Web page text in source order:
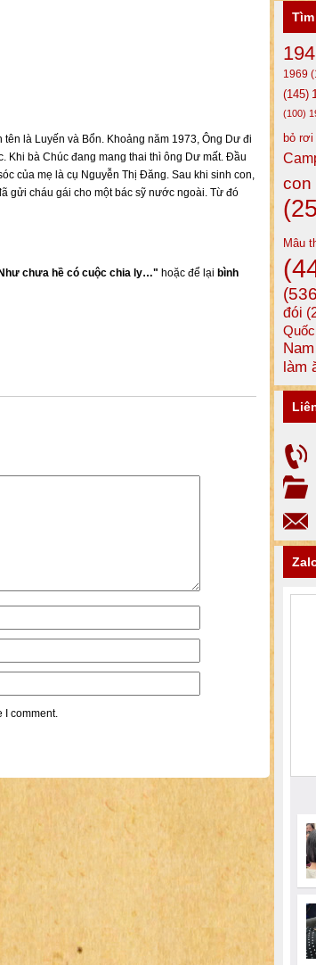
là Luyến và Bổn. Khoảng năm 1973, Ông Dư đi
Khi bà Chúc đang mang thai thì ông Dư mất. Đầu
của mẹ là cụ Nguyễn Thị Đăng. Sau khi sinh con,
gửi cháu gái cho một bác sỹ nước ngoài. Từ đó
chưa hề có cuộc chia ly…" hoặc để lại bình
I comment.
1969
(145)
(100)
bỏ rơi
con
Mâu
đói
Quốc
Nam
làm